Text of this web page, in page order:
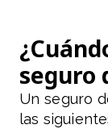
seguro
Un seguro
las